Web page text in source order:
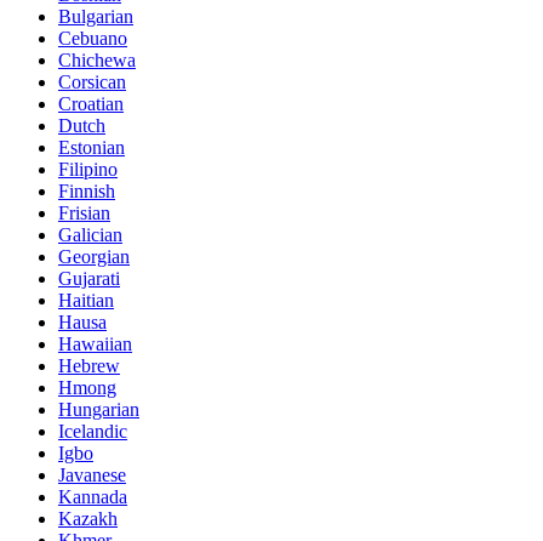
Bulgarian
Cebuano
Chichewa
Corsican
Croatian
Dutch
Estonian
Filipino
Finnish
Frisian
Galician
Georgian
Gujarati
Haitian
Hausa
Hawaiian
Hebrew
Hmong
Hungarian
Icelandic
Igbo
Javanese
Kannada
Kazakh